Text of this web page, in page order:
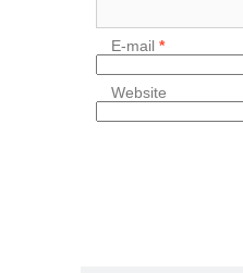
E-mail*
Website